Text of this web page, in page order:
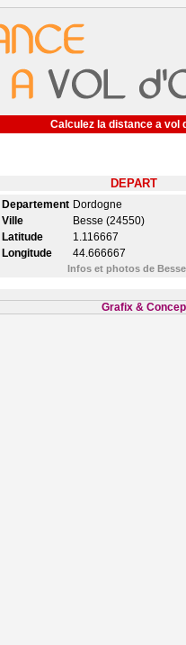
Calculez la distance a vol
DEPART
Departement Dordogne
Ville
Besse (24550)
Latitude
1.116667
Longitude
44.666667
Infos et photos de
Grafix &